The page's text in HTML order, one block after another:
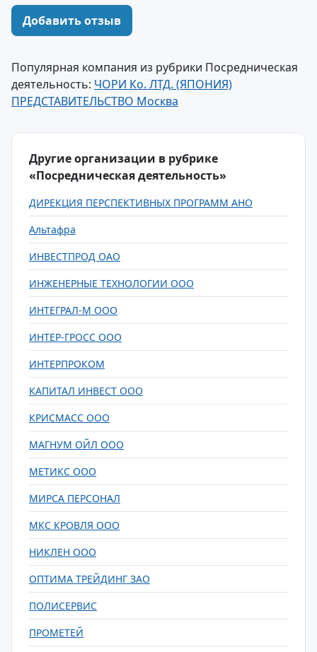
Добавить отзыв
Популярная компания из рубрики Посредническая
деятельность: ЧОРИ Ко. ЛТД. (ЯПОНИЯ)
ПРЕДСТАВИТЕЛЬСТВО Москва
Другие организации в рубрике
«Посредническая деятельность»
ДИРЕКЦИЯ ПЕРСПЕКТИВНЫХ ПРОГРАММ АНО
Альтафра
ИНВЕСТПРОД ОАО
ИНЖЕНЕРНЫЕ ТЕХНОЛОГИИ ООО
ИНТЕГРАЛ-М ООО
ИНТЕР-ГРОСС ООО
ИНТЕРПРОКОМ
КАПИТАЛ ИНВЕСТ ООО
КРИСМАСС ООО
МАГНУМ ОЙЛ ООО
МЕТИКС ООО
МИРСА ПЕРСОНАЛ
МКС КРОВЛЯ ООО
НИКЛЕН ООО
ОПТИМА ТРЕЙДИНГ ЗАО
ПОЛИСЕРВИС
ПРОМЕТЕЙ